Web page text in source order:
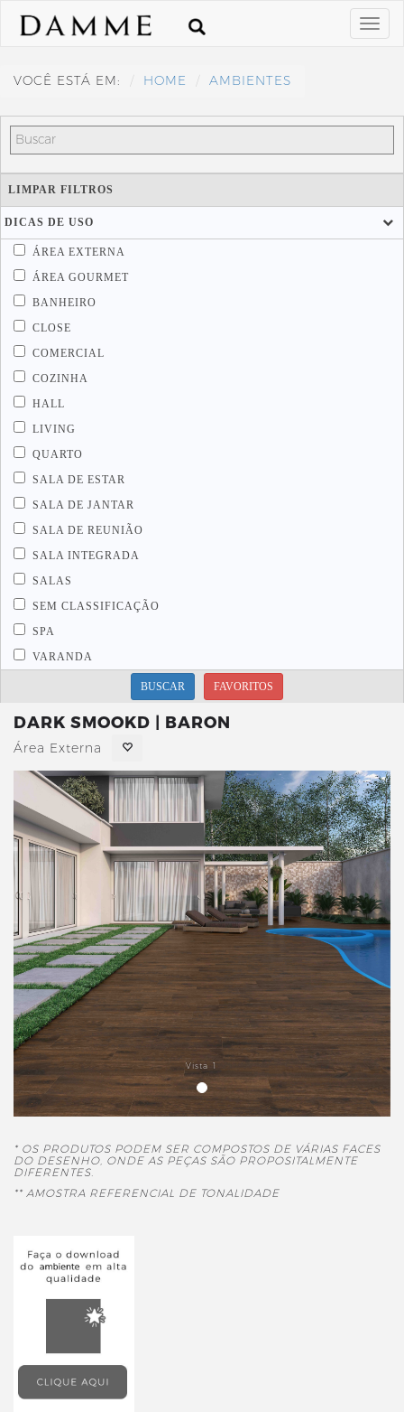
VOCÊ ESTÁ EM: HOME AMBIENTES
LIMPAR FILTROS
DICAS DE USO
ÁREA EXTERNA
ÁREA GOURMET
BANHEIRO
CLOSE
COMERCIAL
COZINHA
HALL
LIVING
QUARTO
SALA DE ESTAR
SALA DE JANTAR
SALA DE REUNIÃO
SALA INTEGRADA
SALAS
SEM CLASSIFICAÇÃO
SPA
VARANDA
BUSCAR FAVORITOS
DARK SMOOKD | BARON
Área Externa
Vista 1
* OS PRODUTOS PODEM SER COMPOSTOS DE VÁRIAS FACES
DO DESENHO, ONDE AS PEÇAS SÃO PROPOSITALMENTE
DIFERENTES.
** AMOSTRA REFERENCIAL DE TONALIDADE